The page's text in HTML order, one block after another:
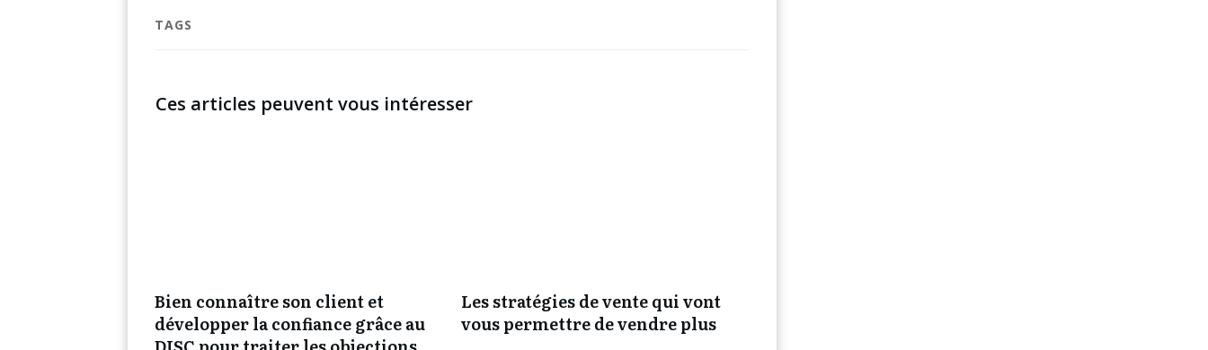
TAGS
Ces articles peuvent vous intéresser
Bien connaître son client et
développer la confiance grâce au
Les stratégies de vente qui vont
vous permettre de vendre plus